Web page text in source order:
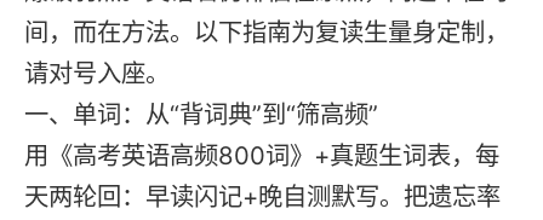
间，而在方法。以下指南为复读生量身定制，
请对号入座。
一、单词：从“背词典”到“筛高频”
用《高考英语高频800词》+真题生词表，每
天两轮回：早读闪记+晚自测默写。把遗忘率